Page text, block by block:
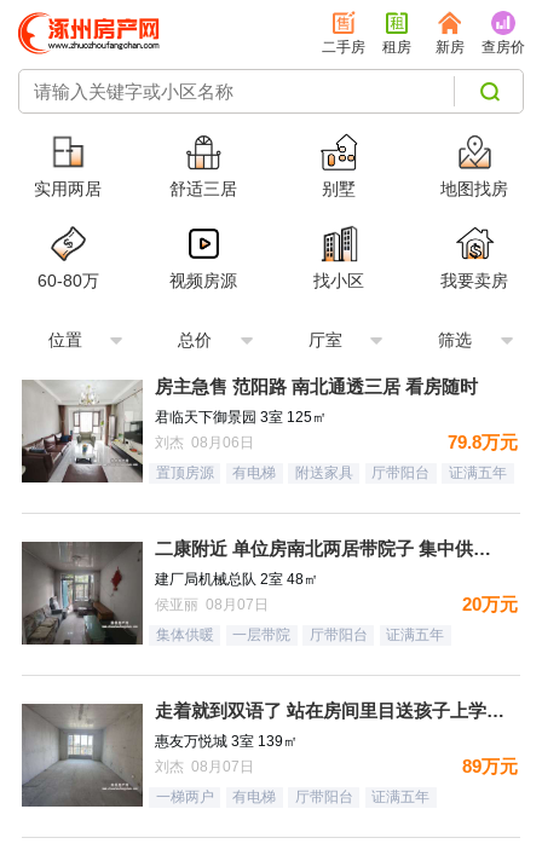
二手房 租房 新房 查房价
实用两居 舒适三居 别墅 地图找房
60-80万 视频房源 找小区 我要卖房
位置 总价 厅室 筛选
房主急售 范阳路 南北通透三居 看房随时
君临天下御景园 3室 125㎡
刘杰 08月06日
79.8万元
置顶房源 有电梯 附送家具 厅带阳台 证满五年
二康附近 单位房南北两居带院子 集中供暖税费低
建厂局机械总队 2室 48㎡
侯亚丽 08月07日
20万元
集体供暖 一层带院 厅带阳台 证满五年
走着就到双语了 站在房间里目送孩子上学是一件多么幸福的事情
惠友万悦城 3室 139㎡
刘杰 08月07日
89万元
一梯两户 有电梯 厅带阳台 证满五年